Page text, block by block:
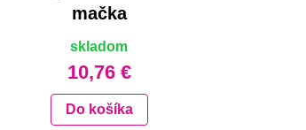
mačka
skladom
10,76 €
Do košíka